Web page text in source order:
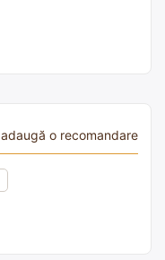
adaugă o recomandare